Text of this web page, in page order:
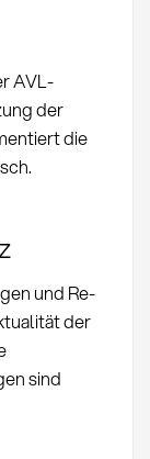
AVL-
der
die
und Re-
der
sind